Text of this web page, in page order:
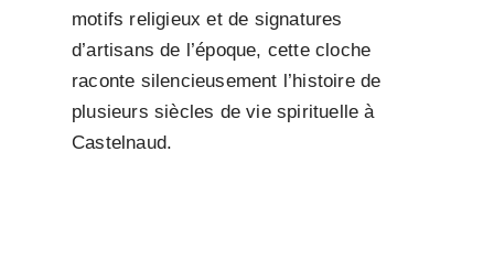
motifs religieux et de signatures
d’artisans de l’époque, cette cloche
raconte silencieusement l’histoire de
plusieurs siècles de vie spirituelle à
Castelnaud.